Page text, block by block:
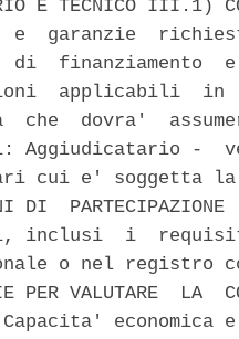
E TECNICO III.1)
e  garanzie
di  finanziamento
applicabili  in
che  dovra'
Aggiudicatario -
cui e' soggetta
DI
inclusi  i
o nel registro
PER VALUTARE